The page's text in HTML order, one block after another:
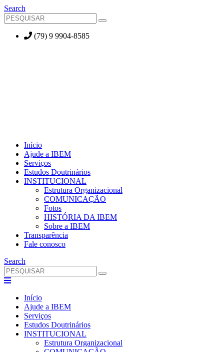
Search
(79) 9 9904-8585
Início
Ajude a IBEM
Serviços
Estudos Doutrinários
INSTITUCIONAL
Estrutura Organizacional
COMUNICAÇÃO
Fotos
HISTÓRIA DA IBEM
Sobre a IBEM
Transparência
Fale conosco
Search
Início
Ajude a IBEM
Serviços
Estudos Doutrinários
INSTITUCIONAL
Estrutura Organizacional